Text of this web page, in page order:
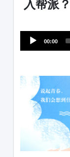
入帮派？
Player
00:00